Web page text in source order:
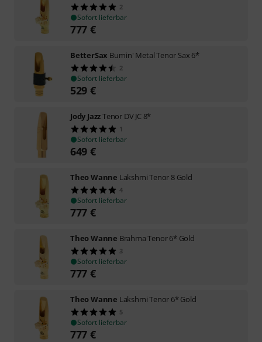
2
Sofort lieferbar
777 €
BetterSax Burnin' Metal Tenor Sax 6*
2
Sofort lieferbar
529 €
Jody JazzTenor DV JC 8*
1
Sofort lieferbar
649 €
Theo Wanne Lakshmi Tenor 8 Gold
4
Sofort lieferbar
777 €
Theo Wanne Brahma Tenor 6* Gold
3
Sofort lieferbar
777 €
Theo Wanne Lakshmi Tenor 6* Gold
5
Sofort lieferbar
777 €